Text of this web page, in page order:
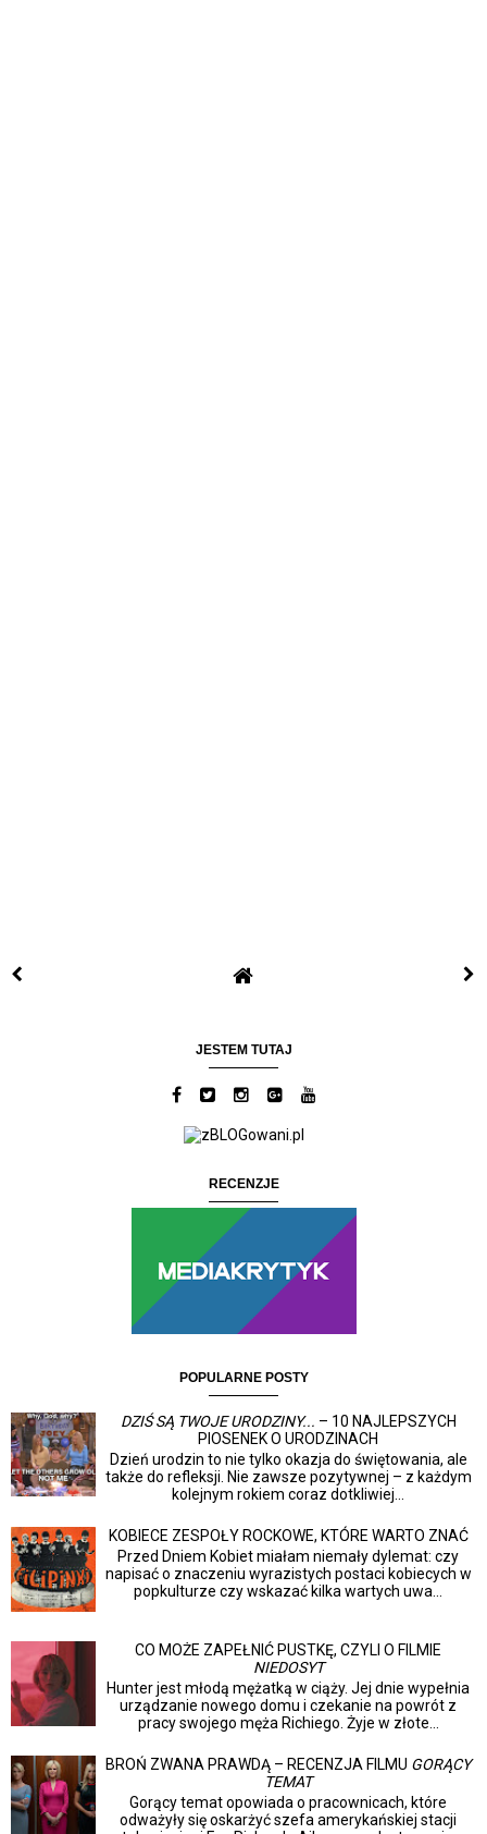
JESTEM TUTAJ
RECENZJE
POPULARNE POSTY
DZIŚ SĄ TWOJE URODZINY... – 10 NAJLEPSZYCH
PIOSENEK O URODZINACH
Dzień urodzin to nie tylko okazja do świętowania, ale
także do refleksji. Nie zawsze pozytywnej – z każdym
kolejnym rokiem coraz dotkliwiej...
KOBIECE ZESPOŁY ROCKOWE, KTÓRE WARTO ZNAĆ
Przed Dniem Kobiet miałam niemały dylemat: czy
napisać o znaczeniu wyrazistych postaci kobiecych w
popkulturze czy wskazać kilka wartych uwa...
CO MOŻE ZAPEŁNIĆ PUSTKĘ, CZYLI O FILMIE
NIEDOSYT
Hunter jest młodą mężatką w ciąży. Jej dnie wypełnia
urządzanie nowego domu i czekanie na powrót z
pracy swojego męża Richiego. Żyje w złote...
BROŃ ZWANA PRAWDĄ – RECENZJA FILMU GORĄCY
TEMAT
Gorący temat opowiada o pracownicach, które
odważyły się oskarżyć szefa amerykańskiej stacji